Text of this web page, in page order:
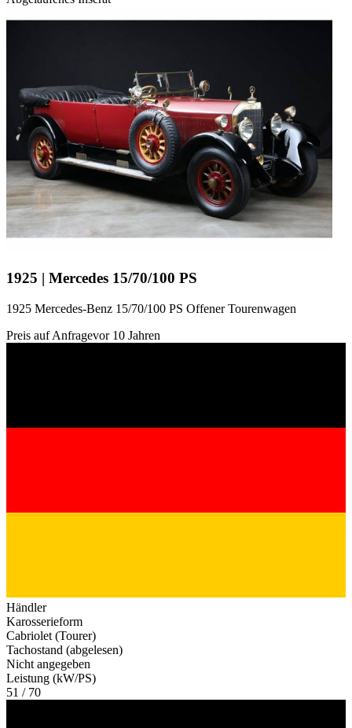
1925 | Mercedes 15/70/100 PS
1925 Mercedes-Benz 15/70/100 PS Offener Tourenwagen
Preis auf Anfragevor 10 Jahren
Händler
Karosserieform
Cabriolet (Tourer)
Tachostand (abgelesen)
Nicht angegeben
Leistung (kW/PS)
51 / 70